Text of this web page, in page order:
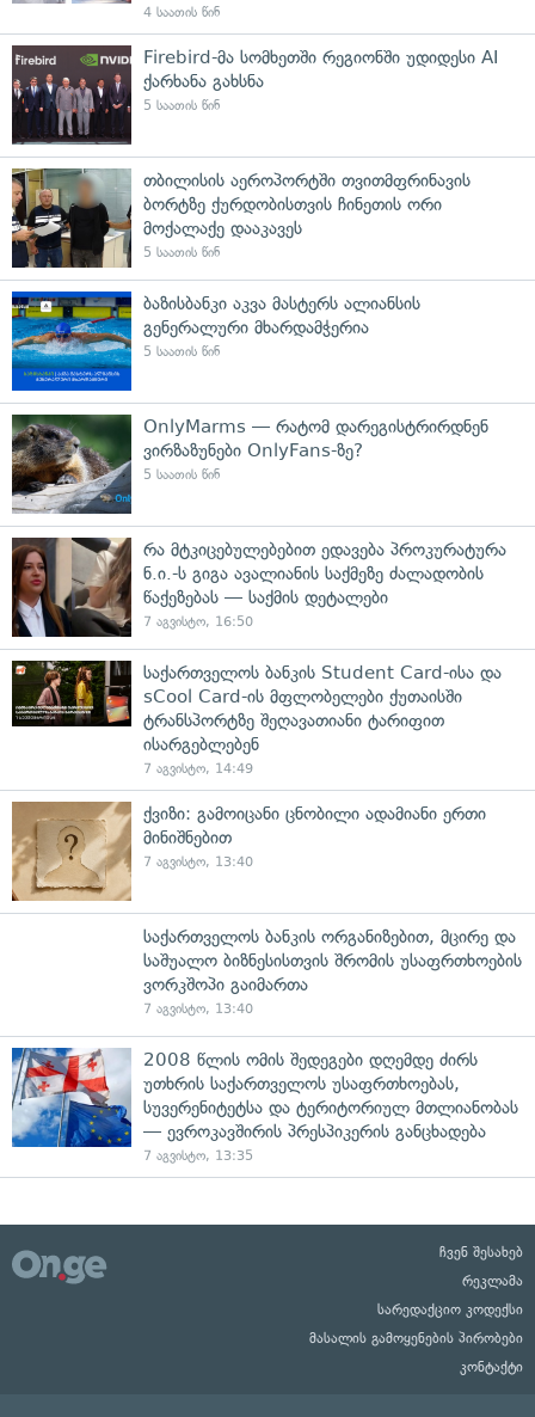
4 საათის წინ
Firebird-მა სომხეთში რეგიონში უდიდესი AI
ქარხანა გახსნა
5 საათის წინ
თბილისის აეროპორტში თვითმფრინავის
ბორტზე ქურდობისთვის ჩინეთის ორი
მოქალაქე დააკავეს
5 საათის წინ
ბაზისბანკი აკვა მასტერს ალიანსის
გენერალური მხარდამჭერია
5 საათის წინ
OnlyMarms — რატომ დარეგისტრირდნენ
ვირზაზუნები OnlyFans-ზე?
5 საათის წინ
რა მტკიცებულებებით ედავება პროკურატურა
ნ.ი.-ს გიგა ავალიანის საქმეზე ძალადობის
წაქეზებას — საქმის დეტალები
7 აგვისტო, 16:50
საქართველოს ბანკის Student Card-ისა და
sCool Card-ის მფლობელები ქუთაისში
ტრანსპორტზე შეღავათიანი ტარიფით
ისარგებლებენ
7 აგვისტო, 14:49
ქვიზი: გამოიცანი ცნობილი ადამიანი ერთი
მინიშნებით
7 აგვისტო, 13:40
საქართველოს ბანკის ორგანიზებით, მცირე და
საშუალო ბიზნესისთვის შრომის უსაფრთხოების
ვორკშოპი გაიმართა
7 აგვისტო, 13:40
2008 წლის ომის შედეგები დღემდე ძირს
უთხრის საქართველოს უსაფრთხოებას,
სუვერენიტეტსა და ტერიტორიულ მთლიანობას
— ევროკავშირის პრესპიკერის განცხადება
7 აგვისტო, 13:35
ჩვენ შესახებ
რეკლამა
სარედაქციო კოდექსი
მასალის გამოყენების პირობები
კონტაქტი